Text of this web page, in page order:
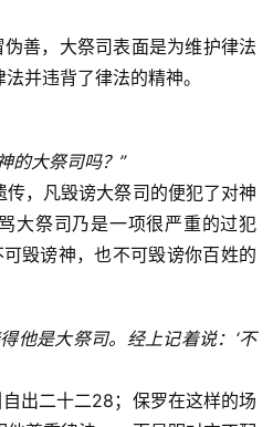
善，大祭司表面是为维护律法
并违背了律法的精神。
的大祭司吗？”
传，凡毁谤大祭司的便犯了对神
大祭司乃是一项很严重的过犯
毁谤神，也不可毁谤你百姓的
他是大祭司。经上记着说：‘不
出二十二28；保罗在这样的场